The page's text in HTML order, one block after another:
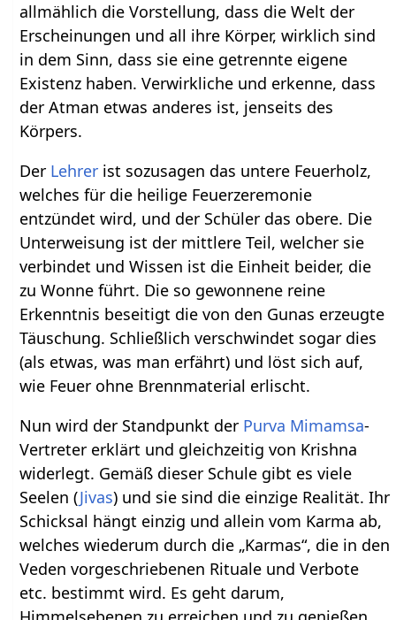
allmählich die Vorstellung, dass die Welt der
Erscheinungen und all ihre Körper, wirklich sind
in dem Sinn, dass sie eine getrennte eigene
Existenz haben. Verwirkliche und erkenne, dass
der Atman etwas anderes ist, jenseits des
Körpers.
Der Lehrer ist sozusagen das untere Feuerholz,
welches für die heilige Feuerzeremonie
entzündet wird, und der Schüler das obere. Die
Unterweisung ist der mittlere Teil, welcher sie
verbindet und Wissen ist die Einheit beider, die
zu Wonne führt. Die so gewonnene reine
Erkenntnis beseitigt die von den Gunas erzeugte
Täuschung. Schließlich verschwindet sogar dies
(als etwas, was man erfährt) und löst sich auf,
wie Feuer ohne Brennmaterial erlischt.
Nun wird der Standpunkt der Purva Mimamsa-
Vertreter erklärt und gleichzeitig von Krishna
widerlegt. Gemäß dieser Schule gibt es viele
Seelen (Jivas) und sie sind die einzige Realität. Ihr
Schicksal hängt einzig und allein vom Karma ab,
welches wiederum durch die „Karmas“, die in den
Veden vorgeschriebenen Rituale und Verbote
etc. bestimmt wird. Es geht darum,